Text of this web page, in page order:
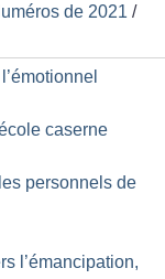
de 2021 /
caserne
personnels de
l’émancipation,